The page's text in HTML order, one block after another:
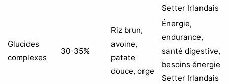
Setter Irlandais
Glucides
complexes
30-35%
Riz brun,
avoine,
patate
douce, orge
Énergie,
endurance,
santé digestive,
besoins énergie
Setter Irlandais